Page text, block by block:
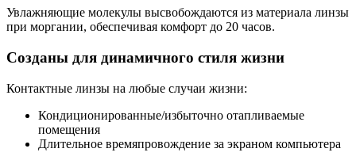
Увлажняющие молекулы высвобождаются из материала линзы
при моргании, обеспечивая комфорт до 20 часов.
Созданы для динамичного стиля жизни
Контактные линзы на любые случаи жизни:
Кондиционированные/избыточно отапливаемые
помещения
Длительное времяпровождение за экраном компьютера